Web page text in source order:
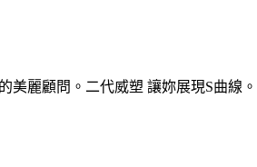
麗顧問。二代威塑 讓妳展現S曲線